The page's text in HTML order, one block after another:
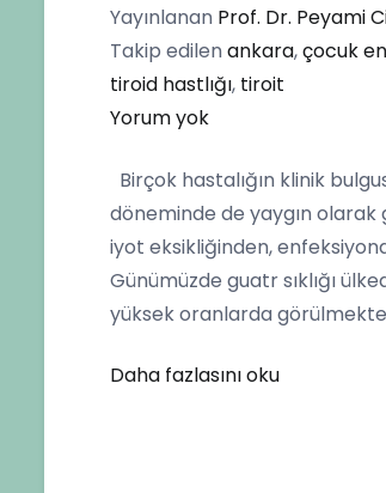
Yayınlanan Prof. Dr. Peyami
Takip edilenankara,çocuk
tiroid hastlığı, tiroit
Yorum yokÇocukluk
Guatr
Birçok hastalığın klinik
döneminde de yaygın
iyot eksikliğinden,
Günümüzde guatr sıklığı
yüksek oranlarda
Daha fazlasını oku